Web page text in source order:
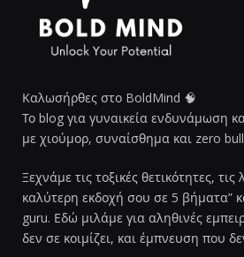
Καλωσήρθες στο BoldMind 🧠
Το blog για γυναικεία ενδυνάμωση
με χιούμορ, συναίσθημα και zero
Ξεχνάμε τις τοξικές θετικότητες, τις
καλύτερη εκδοχή σου σε 5 βήματα”
guru. Εδώ μιλάμε για αληθινές
δεν σε κοιμίζει, και έμπνευση που